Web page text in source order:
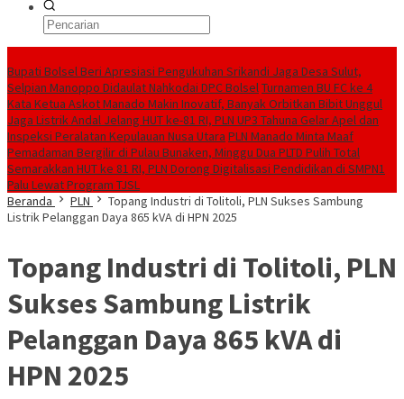
Bupati Bolsel Beri Apresiasi Pengukuhan Srikandi Jaga Desa Sulut,
Selpian Manoppo Didaulat Nahkodai DPC BolselTurnamen BU FC ke 4
Kata Ketua Askot Manado Makin Inovatif, Banyak Orbitkan Bibit Unggul
Jaga Listrik Andal Jelang HUT ke-81 RI, PLN UP3 Tahuna Gelar Apel dan
Inspeksi Peralatan Kepulauan Nusa Utara PLN Manado Minta Maaf
Pemadaman Bergilir di Pulau Bunaken, Minggu Dua PLTD Pulih Total
Semarakkan HUT ke 81 RI, PLN Dorong Digitalisasi Pendidikan di SMPN1
Palu Lewat Program TJSL
Beranda
PLN
Topang Industri di Tolitoli, PLN Sukses Sambung
Listrik Pelanggan Daya 865 kVA di HPN 2025
Topang Industri di Tolitoli, PLN
Sukses Sambung Listrik
Pelanggan Daya 865 kVA di
HPN 2025